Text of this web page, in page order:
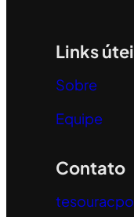
Links
Sobre
Equipe
Contato